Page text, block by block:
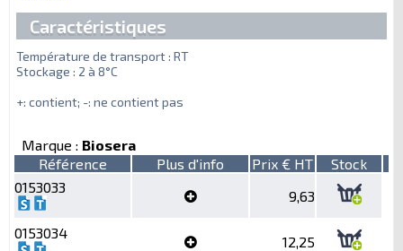
Caractéristiques
Température de transport : RT
Stockage : 2 à 8°C
+: contient; -: ne contient pas
Marque : Biosera
Référence
Plus d'info Prix € HT
Stock
0153033
9,63
0153034
12,25